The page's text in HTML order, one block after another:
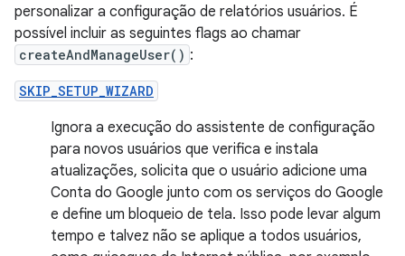
personalizar a configuração de relatórios usuários. É
possível incluir as seguintes flags ao chamar
createAndManageUser() :
SKIP_SETUP_WIZARD
Ignora a execução do assistente de configuração
para novos usuários que verifica e instala
atualizações, solicita que o usuário adicione uma
Conta do Google junto com os serviços do Google
e define um bloqueio de tela. Isso pode levar algum
tempo e talvez não se aplique a todos usuários,